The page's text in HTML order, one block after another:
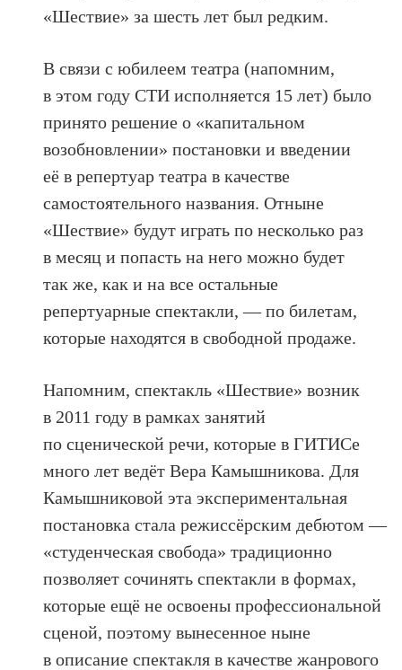
«Шествие» за шесть лет был редким.
В связи с юбилеем театра (напомним,
в этом году СТИ исполняется 15 лет) было
принято решение о «капитальном
возобновлении» постановки и введении
её в репертуар театра в качестве
самостоятельного названия. Отныне
«Шествие» будут играть по несколько раз
в месяц и попасть на него можно будет
так же, как и на все остальные
репертуарные спектакли, — по билетам,
которые находятся в свободной продаже.
Напомним, спектакль «Шествие» возник
в 2011 году в рамках занятий
по сценической речи, которые в ГИТИСе
много лет ведёт Вера Камышникова. Для
Камышниковой эта экспериментальная
постановка стала режиссёрским дебютом —
«студенческая свобода» традиционно
позволяет сочинять спектакли в формах,
которые ещё не освоены профессиональной
сценой, поэтому вынесенное ныне
в описание спектакля в качестве жанрового